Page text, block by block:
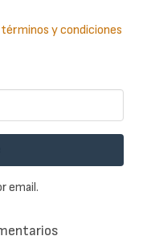
términos y condiciones
email.